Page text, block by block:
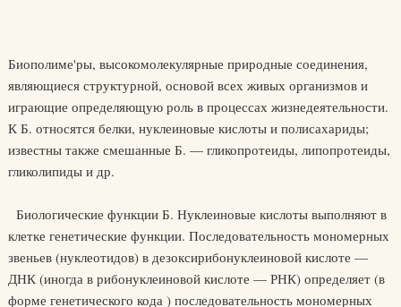
Биополиме'ры, высокомолекулярные природные соединения,
являющиеся структурной, основой всех живых организмов и
играющие определяющую роль в процессах жизнедеятельности.
К Б. относятся белки, нуклеиновые кислоты и полисахариды;
известны также смешанные Б. — гликопротеиды, липопротеиды,
гликолипиды и др.
Биологические функции Б. Нуклеиновые кислоты выполняют в
клетке генетические функции. Последовательность мономерных
звеньев (нуклеотидов) в дезоксирибонуклеиновой кислоте —
ДНК (иногда в рибонуклеиновой кислоте — РНК) определяет (в
форме генетического кода ) последовательность мономерных